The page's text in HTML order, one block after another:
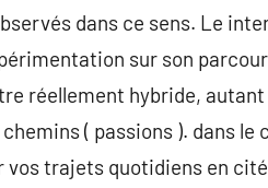
dans ce sens. Le
sur son
réellement hybride,
( passions ). dans le
trajets quotidiens en